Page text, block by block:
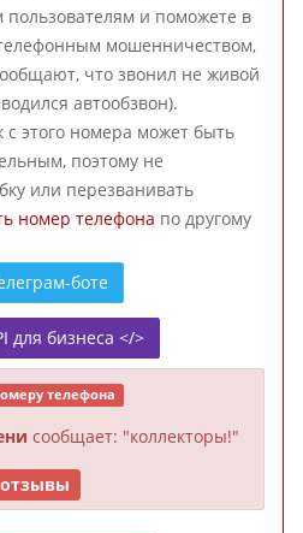
и поможете в
мошенничеством,
что звонил не живой
автообзвон).
с этого номера может быть
поэтому не
или перезванивать
номер телефона по другому
боте
для бизнеса </>
телефона
сообщает: "коллекторы!"